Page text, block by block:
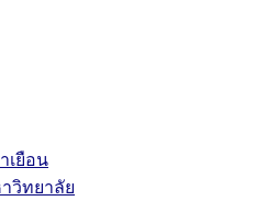
เยือน
วิทยาลัย